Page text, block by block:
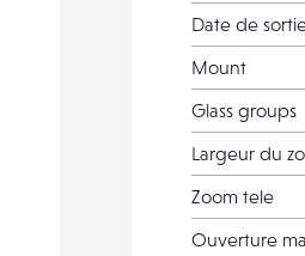
Date de
Mount
Glass groups
Largeur du
Zoom tele
Ouverture